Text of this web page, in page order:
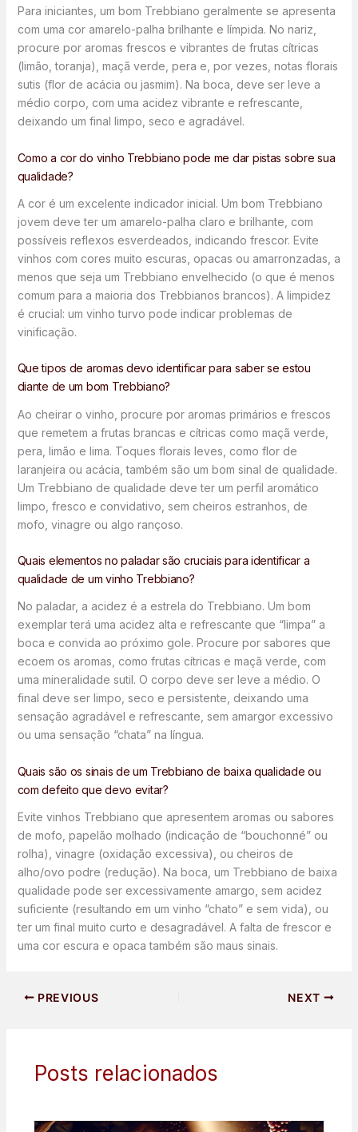
Para iniciantes, um bom Trebbiano geralmente se apresenta
com uma cor amarelo-palha brilhante e límpida. No nariz,
procure por aromas frescos e vibrantes de frutas cítricas
(limão, toranja), maçã verde, pera e, por vezes, notas florais
sutis (flor de acácia ou jasmim). Na boca, deve ser leve a
médio corpo, com uma acidez vibrante e refrescante,
deixando um final limpo, seco e agradável.
Como a cor do vinho Trebbiano pode me dar pistas sobre sua
qualidade?
A cor é um excelente indicador inicial. Um bom Trebbiano
jovem deve ter um amarelo-palha claro e brilhante, com
possíveis reflexos esverdeados, indicando frescor. Evite
vinhos com cores muito escuras, opacas ou amarronzadas, a
menos que seja um Trebbiano envelhecido (o que é menos
comum para a maioria dos Trebbianos brancos). A limpidez
é crucial: um vinho turvo pode indicar problemas de
vinificação.
Que tipos de aromas devo identificar para saber se estou
diante de um bom Trebbiano?
Ao cheirar o vinho, procure por aromas primários e frescos
que remetem a frutas brancas e cítricas como maçã verde,
pera, limão e lima. Toques florais leves, como flor de
laranjeira ou acácia, também são um bom sinal de qualidade.
Um Trebbiano de qualidade deve ter um perfil aromático
limpo, fresco e convidativo, sem cheiros estranhos, de
mofo, vinagre ou algo rançoso.
Quais elementos no paladar são cruciais para identificar a
qualidade de um vinho Trebbiano?
No paladar, a acidez é a estrela do Trebbiano. Um bom
exemplar terá uma acidez alta e refrescante que “limpa” a
boca e convida ao próximo gole. Procure por sabores que
ecoem os aromas, como frutas cítricas e maçã verde, com
uma mineralidade sutil. O corpo deve ser leve a médio. O
final deve ser limpo, seco e persistente, deixando uma
sensação agradável e refrescante, sem amargor excessivo
ou uma sensação “chata” na língua.
Quais são os sinais de um Trebbiano de baixa qualidade ou
com defeito que devo evitar?
Evite vinhos Trebbiano que apresentem aromas ou sabores
de mofo, papelão molhado (indicação de “bouchonné” ou
rolha), vinagre (oxidação excessiva), ou cheiros de
alho/ovo podre (redução). Na boca, um Trebbiano de baixa
qualidade pode ser excessivamente amargo, sem acidez
suficiente (resultando em um vinho “chato” e sem vida), ou
ter um final muito curto e desagradável. A falta de frescor e
uma cor escura e opaca também são maus sinais.
PREVIOUS NEXT
Posts relacionados